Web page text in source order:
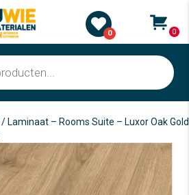
0 0
/ Laminaat – Rooms Suite – Luxor Oak Gold